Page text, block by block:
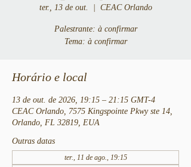
ter., 13 de out. CEAC Orlando
Palestrante: à confirmar
Tema: à confirmar
Horário e local
13 de out. de 2026, 19:15 – 21:15 GMT-4
CEAC Orlando, 7575 Kingspointe Pkwy ste 14,
Orlando, FL 32819, EUA
Outras datas
ter., 11 de ago., 19:15